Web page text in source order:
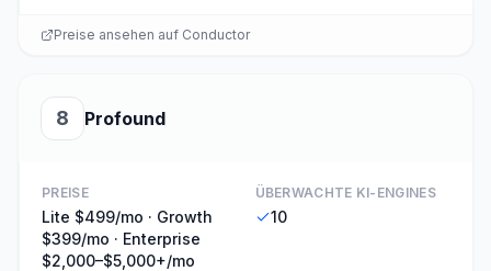
Preise ansehen auf Conductor
8 Profound
PREISE
Lite $499/mo · Growth
$399/mo · Enterprise
$2,000–$5,000+/mo
ÜBERWACHTE KI-ENGINES
10